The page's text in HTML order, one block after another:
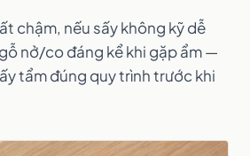
chậm, nếu sấy không kỹ dễ
nở/co đáng kể khi gặp ẩm —
tẩm đúng quy trình trước khi